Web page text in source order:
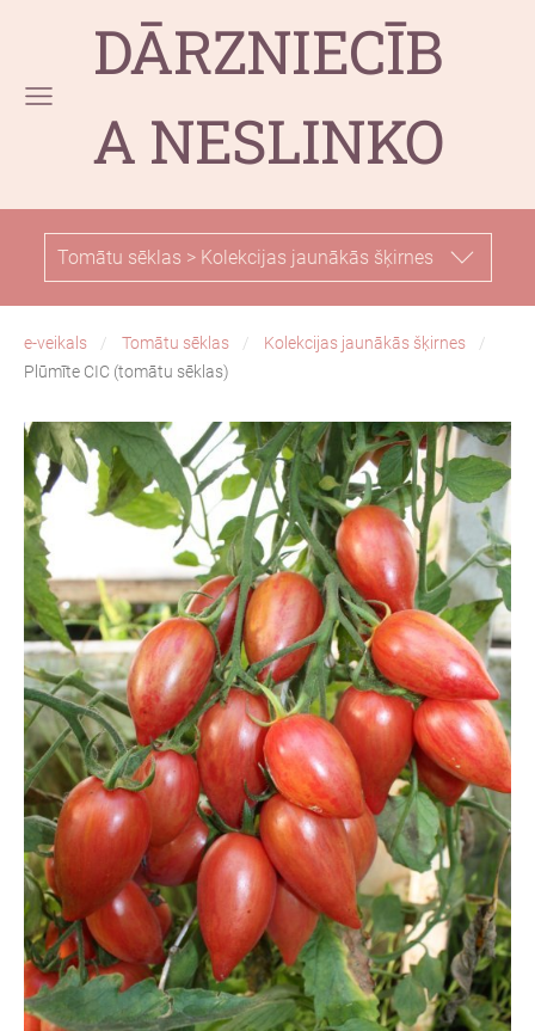
DĀRZNIECĪB
A NESLINKO
Tomātu sēklas > Kolekcijas jaunākās šķirnes
e-veikals Tomātu sēklas
Kolekcijas jaunākās šķirnes
Plūmīte CIC (tomātu sēklas)